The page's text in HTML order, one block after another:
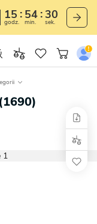
15
godz.
54
min.
28
sek.